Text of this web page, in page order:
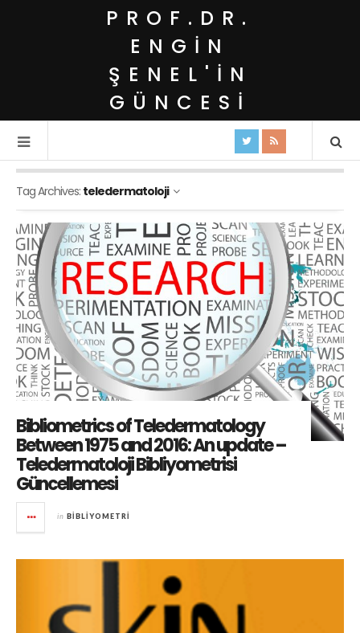
PROF.DR.
ENGIN
ŞENEL'IN
GÜNCESI
Tag Archives: teledermatoloji
Bibliometrics of Teledermatology
Between 1975 and 2016: An update –
Teledermatoloji Bibliyometrisi
Güncellemesi
in BIBLIYOMETRI